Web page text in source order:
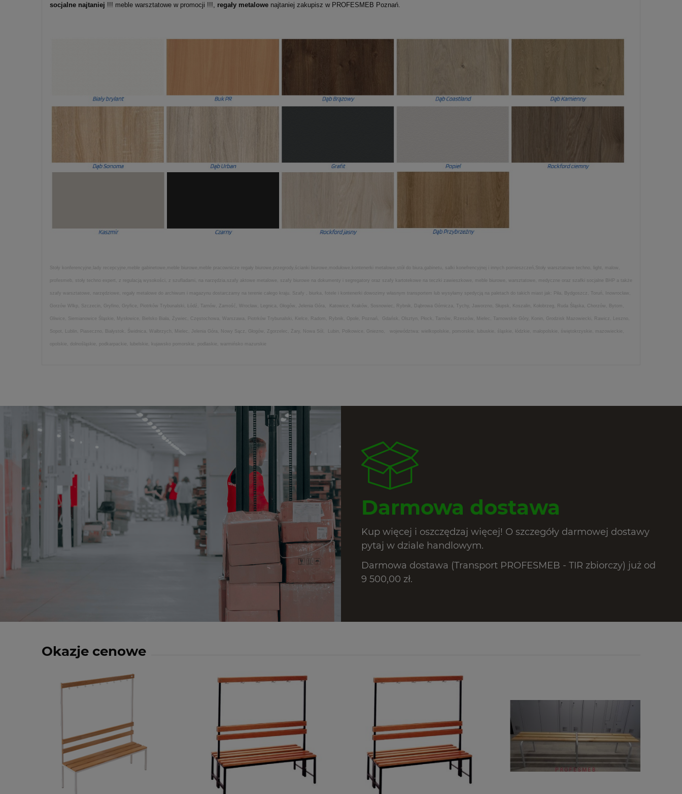
socjalne najtaniej !!! meble warsztatowe w promocji !!!, regały metalowe najtaniej zakupisz w PROFESMEB Poznań.
Stoły konferencyjne,lady recepcyjne,meble gabinetowe,meble biurowe,meble pracownicze regały biurowe,przegrody,ścianki biurowe,modułowe,kontenerki metalowe,stół do biura,gabinetu, salki konefrencyjnej i innych pomieszczeń,Stoły warsztatowe techno, light, malow,
profesmeb, stoły techno expert, z regulacją wysokości, z szufladami, na narzędzia,szafy aktowe metalowe, szafy biurowe na dokumenty i segregatory oraz szafy kartotekowe na teczki zawieszkowe, meble biurowe, warsztatowe, medyczne oraz szafki socjalne BHP a także
szafy warsztatowe, narzędziowe, regały metalowe do archiwum i magazynu dostarczamy na terenie całego kraju. Szafy , biurka, fotele i kontenerki dowozimy własnym transportem lub wysyłamy spedycją na paletach do takich miast jak: Piła, Bydgoszcz, Toruń, Inowrocław,
Gorzów Wlkp, Szczecin, Gryfino, Gryfice, Piotrków Trybunalski, Łódź, Tarnów, Zamość, Wrocław, Legnica, Głogów, Jelenia Góra, Katowice, Kraków, Sosnowiec, Rybnik, Dąbrowa Górnicza, Tychy, Jaworzno, Słupsk, Koszalin, Kołobrzeg, Ruda Śląska, Chorzów, Bytom,
Gliwice, Siemianowice Śląskie, Mysłowice, Bielsko Biała, Żywiec, Częstochowa, Warszawa, Piotrków Trybunalski, Kielce, Radom, Rybnik, Opole, Poznań, Gdańsk, Olsztyn, Płock, Tarnów, Rzeszów, Mielec, Tarnowskie Góry, Konin, Grodzisk Mazowiecki, Rawicz, Leszno,
Sopot, Lublin, Piaseczno, Białystok, Świdnica, Wałbrzych, Mielec, Jelenia Góra, Nowy Sącz, Głogów, Zgorzelec, Żary, Nowa Sól, Lubin, Polkowice, Gniezno, województwa: wielkopolskie, pomorskie, lubuskie, śląskie, łódzkie, małopolskie, świętokrzyskie, mazowieckie,
opolskie, dolnośląskie, podkarpackie, lubelskie, kujawsko pomorskie, podlaskie, warmińsko mazurskie
Darmowa dostawa
Kup więcej i oszczędzaj więcej! O szczegóły darmowej dostawy
pytaj w dziale handlowym.
Darmowa dostawa (Transport PROFESMEB - TIR zbiorczy) już od
9 500,00 zł.
Okazje cenowe